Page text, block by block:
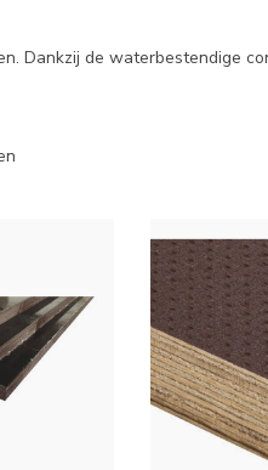
Dankzij de waterbestendige